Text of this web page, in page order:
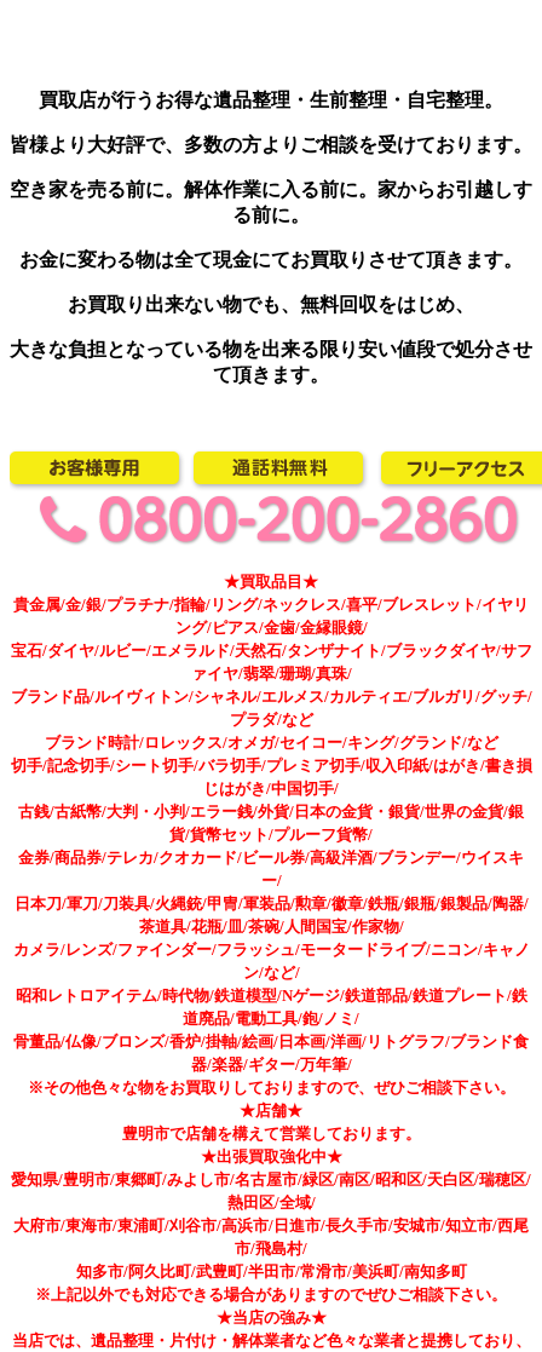
買取店が行うお得な遺品整理・生前整理・自宅整理。
皆様より大好評で、多数の方よりご相談を受けております。
空き家を売る前に。解体作業に入る前に。家からお引越しす
る前に。
お金に変わる物は全て現金にてお買取りさせて頂きます。
お買取り出来ない物でも、無料回収をはじめ、
大きな負担となっている物を出来る限り安い値段で処分させ
て頂きます。
★買取品目★
貴金属/金/銀/プラチナ/指輪/リング/ネックレス/喜平/ブレスレット/イヤリ
ング/ピアス/金歯/金縁眼鏡/
宝石/ダイヤ/ルビー/エメラルド/天然石/タンザナイト/ブラックダイヤ/サフ
ァイヤ/翡翠/珊瑚/真珠/
ブランド品/ルイヴィトン/シャネル/エルメス/カルティエ/ブルガリ/グッチ/
プラダ/など
ブランド時計/ロレックス/オメガ/セイコー/キング/グランド/など
切手/記念切手/シート切手/バラ切手/プレミア切手/収入印紙/はがき/書き損
じはがき/中国切手/
古銭/古紙幣/大判・小判/エラー銭/外貨/日本の金貨・銀貨/世界の金貨/銀
貨/貨幣セット/プルーフ貨幣/
金券/商品券/テレカ/クオカード/ビール券/高級洋酒/ブランデー/ウイスキ
ー/
日本刀/軍刀/刀装具/火縄銃/甲冑/軍装品/勲章/徽章/鉄瓶/銀瓶/銀製品/陶器/
茶道具/花瓶/皿/茶碗/人間国宝/作家物/
カメラ/レンズ/ファインダー/フラッシュ/モータードライブ/ニコン/キャノ
ン/など/
昭和レトロアイテム/時代物/鉄道模型/Nゲージ/鉄道部品/鉄道プレート/鉄
道廃品/電動工具/鉋/ノミ/
骨董品/仏像/ブロンズ/香炉/掛軸/絵画/日本画/洋画/リトグラフ/ブランド食
器/楽器/ギター/万年筆/
※その他色々な物をお買取りしておりますので、ぜひご相談下さい。
★店舗★
豊明市で店舗を構えて営業しております。
★出張買取強化中★
愛知県/豊明市/東郷町/みよし市/名古屋市/緑区/南区/昭和区/天白区/瑞穂区/
熱田区/全域/
大府市/東海市/東浦町/刈谷市/高浜市/日進市/長久手市/安城市/知立市/西尾
市/飛島村/
知多市/阿久比町/武豊町/半田市/常滑市/美浜町/南知多町
※上記以外でも対応できる場合がありますのでぜひご相談下さい。
★当店の強み★
当店では、遺品整理・片付け・解体業者など色々な業者と提携しており、